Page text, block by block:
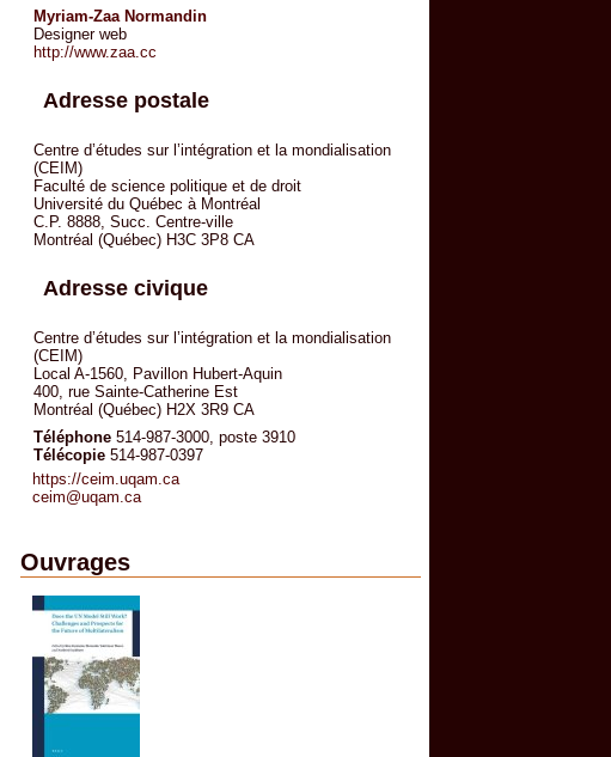
Myriam-Zaa Normandin
Designer web
http://www.zaa.cc
Adresse postale
Centre d’études sur l’intégration et la mondialisation
(CEIM)
Faculté de science politique et de droit
Université du Québec à Montréal
C.P. 8888, Succ. Centre-ville
Montréal (Québec) H3C 3P8 CA
Adresse civique
Centre d’études sur l’intégration et la mondialisation
(CEIM)
Local A-1560, Pavillon Hubert-Aquin
400, rue Sainte-Catherine Est
Montréal (Québec) H2X 3R9 CA
Téléphone 514-987-3000, poste 3910
Télécopie 514-987-0397
https://ceim.uqam.ca
ceim@uqam.ca
Ouvrages